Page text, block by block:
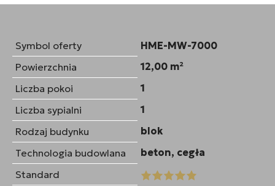
Symbol oferty
HME-MW-7000
Powierzchnia
12,00 m²
Liczba pokoi
1
Liczba sypialni
1
Rodzaj budynku
blok
Technologia budowlana
beton, cegła
Standard